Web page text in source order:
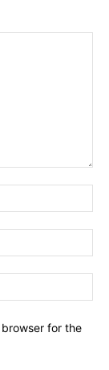
for the